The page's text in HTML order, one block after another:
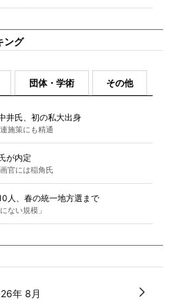
ング
団体・学術 その他
井氏、初の私大出身
施策にも精通
が内定
官には稲角氏
人、春の統一地方選まで
ない規模」
年 8月